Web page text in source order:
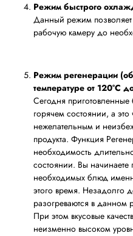
Режим быстрого
Данный режим
рабочую камеру до
Режим регенерации
температуре от 120°C
Сегодня
горячем состоянии, а это
нежелательным и
продукта. Функция
необходимость
состоянии. Вы начинаете
необходимых блюд
этого время. Незадолго
разогреваются в данном
При этом вкусовые
неизменно высоком